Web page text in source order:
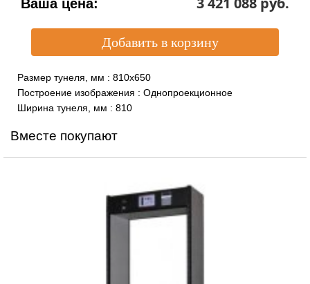
Ваша цена:
Размер тунеля, мм : 810x650
Построение изображения : Однопроекционное
Ширина тунеля, мм : 810
Вместе покупают